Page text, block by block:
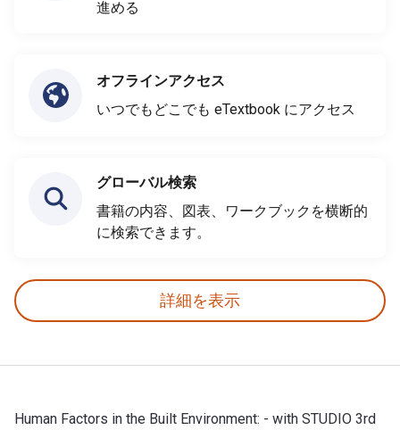
進める
オフラインアクセス
いつでもどこでも eTextbook にアクセス
グローバル検索
書籍の内容、図表、ワークブックを横断的
に検索できます。
詳細を表示
Human Factors in the Built Environment: - with STUDIO 3rd